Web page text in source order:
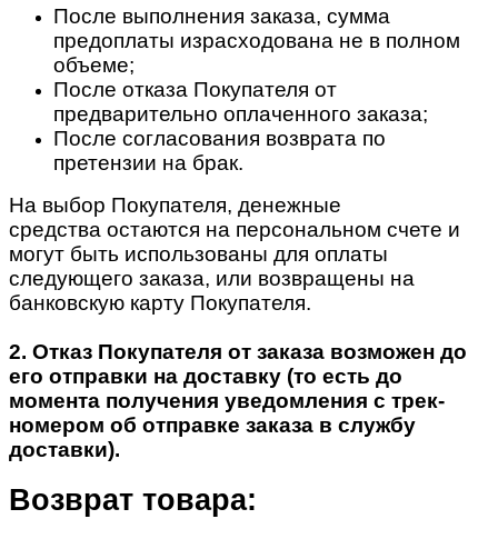
После выполнения заказа, сумма
предоплаты израсходована не в полном
объеме;
После отказа Покупателя от
предварительно оплаченного заказа;
После согласования возврата по
претензии на брак.
На выбор Покупателя, денежные
средства остаются на персональном счете и
могут быть использованы для оплаты
следующего заказа, или возвращены на
банковскую карту Покупателя.
2. Отказ Покупателя от заказа возможен до
его отправки на доставку (то есть до
момента получения уведомления с трек-
номером об отправке заказа в службу
доставки).
Возврат товара: